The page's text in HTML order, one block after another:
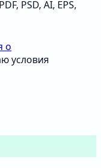
PSD, AI, EPS,
о
условия